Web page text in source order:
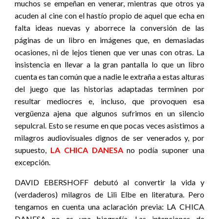
muchos se empeñan en venerar, mientras que otros ya
acuden al cine con el hastío propio de aquel que echa en
falta ideas nuevas y aborrece la conversión de las
páginas de un libro en imágenes que, en demasiadas
ocasiones, ni de lejos tienen que ver unas con otras. La
insistencia en llevar a la gran pantalla lo que un libro
cuenta es tan común que a nadie le extraña a estas alturas
del juego que las historias adaptadas terminen por
resultar mediocres e, incluso, que provoquen esa
vergüenza ajena que algunos sufrimos en un silencio
sepulcral. Esto se resume en que pocas veces asistimos a
milagros audiovisuales dignos de ser venerados y, por
supuesto, LA CHICA DANESAno podía suponer una
excepción.
DAVID EBERSHOFF debutó al convertir la vida y
(verdaderos) milagros de Lili Elbe en literatura. Pero
tengamos en cuenta una aclaración previa: LA CHICA